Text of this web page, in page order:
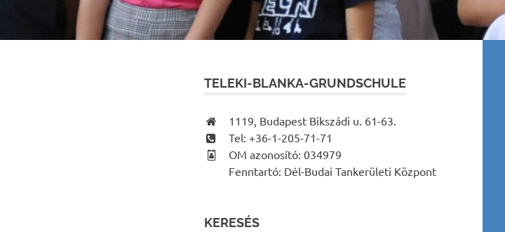
TELEKI-BLANKA-GRUNDSCHULE
1119, Budapest Bikszádi u. 61-63.
Tel: +36-1-205-71-71
OM azonosító: 034979
Fenntartó: Dél-Budai Tankerületi Központ
KERESÉS